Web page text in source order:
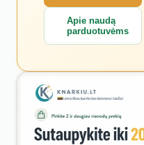
Apie naudą
parduotuvėms